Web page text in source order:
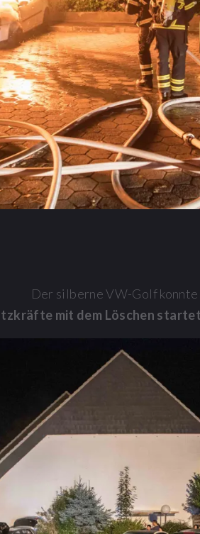
Der silberne VW-Golf
mit dem Löschen